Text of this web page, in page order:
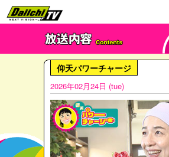
仰天パワーチャージ
2026年02月24日 (tue)